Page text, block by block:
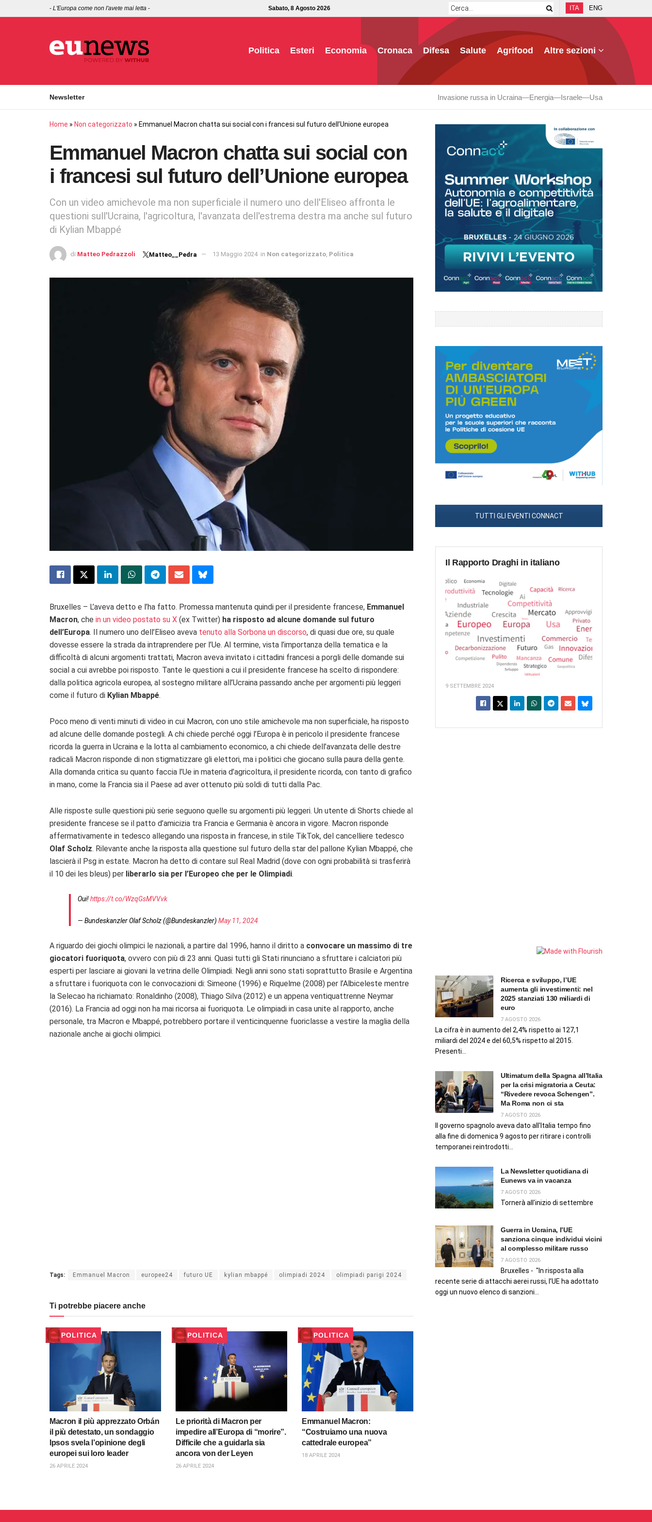
- L'Europa come non l'avete mai letta - Sabato, 8 Agosto 2026 ITA ENG
Politica Esteri Economia Cronaca Difesa Salute Agrifood Altre sezioni
Newsletter Invasione russa in Ucraina Energia Israele Usa
Home » Non categorizzato » Emmanuel Macron chatta sui social con i francesi sul futuro dell’Unione europea
Emmanuel Macron chatta sui social con
i francesi sul futuro dell’Unione europea
Con un video amichevole ma non superficiale il numero uno dell'Eliseo affronta le
questioni sull'Ucraina, l'agricoltura, l'avanzata dell'estrema destra ma anche sul futuro
di Kylian Mbappé
di Matteo Pedrazzoli Matteo__Pedra 13 Maggio 2024 in Non categorizzato, Politica
Bruxelles – L’aveva detto e l’ha fatto. Promessa mantenuta quindi per il presidente francese, Emmanuel
Macron, che in un video postato su X (ex Twitter) ha risposto ad alcune domande sul futuro
dell’Europa. Il numero uno dell’Eliseo aveva tenuto alla Sorbona un discorso, di quasi due ore, su quale
dovesse essere la strada da intraprendere per l’Ue. Al termine, vista l’importanza della tematica e la
difficoltà di alcuni argomenti trattati, Macron aveva invitato i cittadini francesi a porgli delle domande sui
social a cui avrebbe poi risposto. Tante le questioni a cui il presidente francese ha scelto di rispondere:
dalla politica agricola europea, al sostegno militare all’Ucraina passando anche per argomenti più leggeri
come il futuro di Kylian Mbappé.
Poco meno di venti minuti di video in cui Macron, con uno stile amichevole ma non superficiale, ha risposto
ad alcune delle domande postegli. A chi chiede perché oggi l’Europa è in pericolo il presidente francese
ricorda la guerra in Ucraina e la lotta al cambiamento economico, a chi chiede dell’avanzata delle destre
radicali Macron risponde di non stigmatizzare gli elettori, ma i politici che giocano sulla paura della gente.
Alla domanda critica su quanto faccia l’Ue in materia d’agricoltura, il presidente ricorda, con tanto di grafico
in mano, come la Francia sia il Paese ad aver ottenuto più soldi di tutti dalla Pac.
Alle risposte sulle questioni più serie seguono quelle su argomenti più leggeri. Un utente di Shorts chiede al
presidente francese se il patto d’amicizia tra Francia e Germania è ancora in vigore. Macron risponde
affermativamente in tedesco allegando una risposta in francese, in stile TikTok, del cancelliere tedesco
Olaf Scholz. Rilevante anche la risposta alla questione sul futuro della star del pallone Kylian Mbappé, che
lascierà il Psg in estate. Macron ha detto di contare sul Real Madrid (dove con ogni probabilità si trasferirà
il 10 dei les bleus) per liberarlo sia per l’Europeo che per le Olimpiadi.
Oui!https://t.co/WzqGsMVVvk
— Bundeskanzler Olaf Scholz (@Bundeskanzler) May 11, 2024
A riguardo dei giochi olimpici le nazionali, a partire dal 1996, hanno il diritto a convocare un massimo di tre
giocatori fuoriquota, ovvero con più di 23 anni. Quasi tutti gli Stati rinunciano a sfruttare i calciatori più
esperti per lasciare ai giovani la vetrina delle Olimpiadi. Negli anni sono stati soprattutto Brasile e Argentina
a sfruttare i fuoriquota con le convocazioni di: Simeone (1996) e Riquelme (2008) per l’Albiceleste mentre
la Selecao ha richiamato: Ronaldinho (2008), Thiago Silva (2012) e un appena ventiquattrenne Neymar
(2016). La Francia ad oggi non ha mai ricorsa ai fuoriquota. Le olimpiadi in casa unite al rapporto, anche
personale, tra Macron e Mbappé, potrebbero portare il venticinquenne fuoriclasse a vestire la maglia della
nazionale anche ai giochi olimpici.
Tags: Emmanuel Macron europee24 futuro UE kylian mbappé olimpiadi 2024 olimpiadi parigi 2024
Ti potrebbe piacere anche
POLITICA
Macron il più apprezzato Orbán
il più detestato, un sondaggio
Ipsos svela l’opinione degli
europei sui loro leader
26 APRILE 2024
POLITICA
Le priorità di Macron per
impedire all’Europa di “morire”.
Difficile che a guidarla sia
ancora von der Leyen
26 APRILE 2024
POLITICA
Emmanuel Macron:
“Costruiamo una nuova
cattedrale europea”
18 APRILE 2024
TUTTI GLI EVENTI CONNACT
Il Rapporto Draghi in italiano
9 SETTEMBRE 2024
Ricerca e sviluppo, l’UE
aumenta gli investimenti: nel
2025 stanziati 130 miliardi di
euro
7 AGOSTO 2026
La cifra è in aumento del 2,4% rispetto ai 127,1
miliardi del 2024 e del 60,5% rispetto al 2015.
Presenti...
Ultimatum della Spagna all’Italia
per la crisi migratoria a Ceuta:
“Rivedere revoca Schengen”.
Ma Roma non ci sta
7 AGOSTO 2026
Il governo spagnolo aveva dato all'Italia tempo fino
alla fine di domenica 9 agosto per ritirare i controlli
temporanei reintrodotti...
La Newsletter quotidiana di
Eunews va in vacanza
7 AGOSTO 2026
Tornerà all'inizio di settembre
Guerra in Ucraina, l’UE
sanziona cinque individui vicini
al complesso militare russo
7 AGOSTO 2026
Bruxelles - "In risposta alla
recente serie di attacchi aerei russi, l’UE ha adottato
oggi un nuovo elenco di sanzioni...